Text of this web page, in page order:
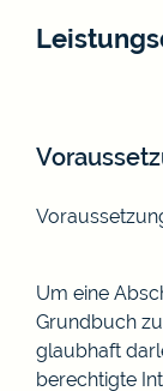
Um eine
Grundbuch
glaubhaft
berechtigte